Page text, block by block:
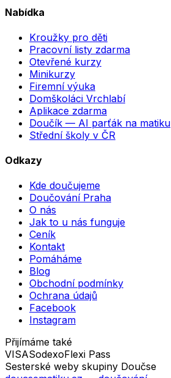
Nabídka
Kroužky pro děti
Pracovní listy zdarma
Otevřené kurzy
Minikurzy
Firemní výuka
Domškoláci Vrchlabí
Aplikace zdarma
Doučík — AI parťák na matiku
Střední školy v ČR
Odkazy
Kde doučujeme
Doučování Praha
O nás
Jak to u nás funguje
Ceník
Kontakt
Pomáháme
Blog
Obchodní podmínky
Ochrana údajů
Facebook
Instagram
Přijímáme také
VISASodexoFlexi Pass
Sesterské weby skupiny Doučse